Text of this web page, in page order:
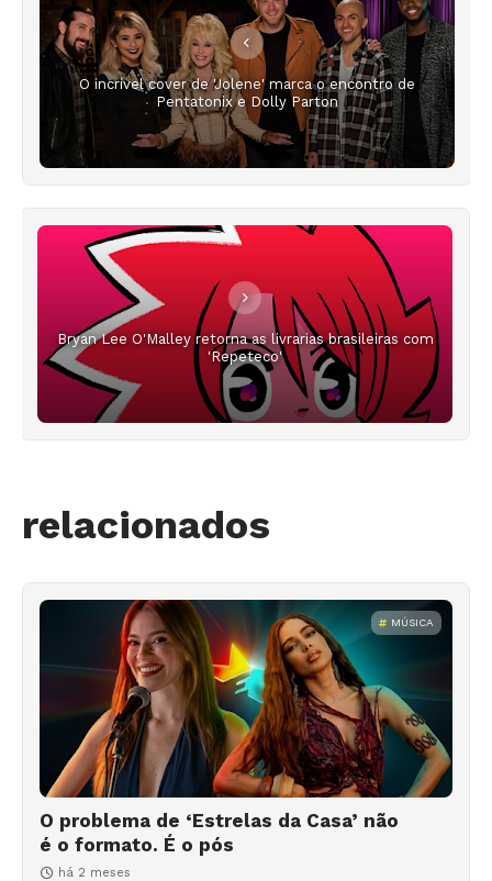
O incrível cover de 'Jolene' marca o encontro de
Pentatonix e Dolly Parton
Bryan Lee O'Malley retorna as livrarias brasileiras com
'Repeteco'
relacionados
MÚSICA
O problema de ‘Estrelas da Casa’ não
é o formato. É o pós
há 2 meses